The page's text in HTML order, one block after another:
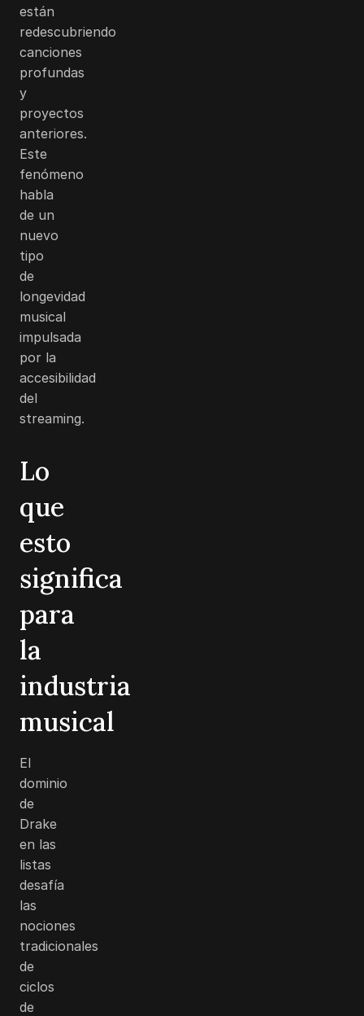
están
redescubriendo
canciones
profundas
y
proyectos
anteriores.
Este
fenómeno
habla
de un
nuevo
tipo
de
longevidad
musical
impulsada
por la
accesibilidad
del
streaming.
Lo
que
esto
significa
para
la
industria
musical
El
dominio
de
Drake
en las
listas
desafía
las
nociones
tradicionales
de
ciclos
de